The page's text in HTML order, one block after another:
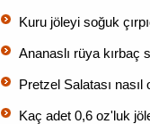
Kuru jöleyi soğuk
Ananaslı rüya kırbaç
Pretzel Salatası nasıl
Kaç adet 0,6 oz'luk